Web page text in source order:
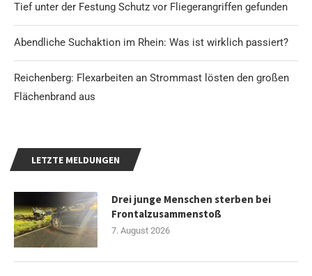
Tief unter der Festung Schutz vor Fliegerangriffen gefunden
Abendliche Suchaktion im Rhein: Was ist wirklich passiert?
Reichenberg: Flexarbeiten an Strommast lösten den großen
Flächenbrand aus
LETZTE MELDUNGEN
Drei junge Menschen sterben bei
Frontalzusammenstoß
7. August 2026